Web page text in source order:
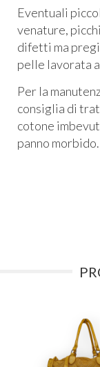
Eventuali
venature,
difetti ma
pelle lavorata
Per la
consiglia di
cotone
panno morbido.